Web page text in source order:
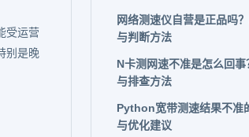
受运营
别是晚
网络测速仪自营是正品吗
与判断方法
N卡测网速不准是怎么回事
与排查方法
Python宽带测速结果不准
与优化建议